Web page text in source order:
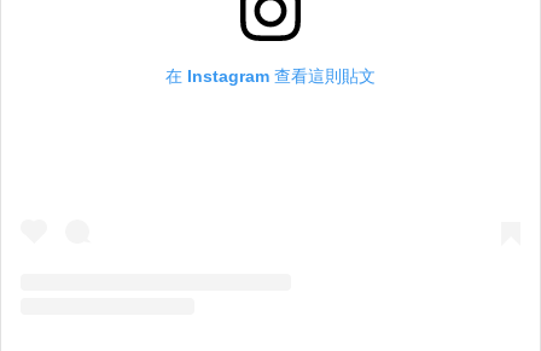
在 Instagram 查看這則貼文